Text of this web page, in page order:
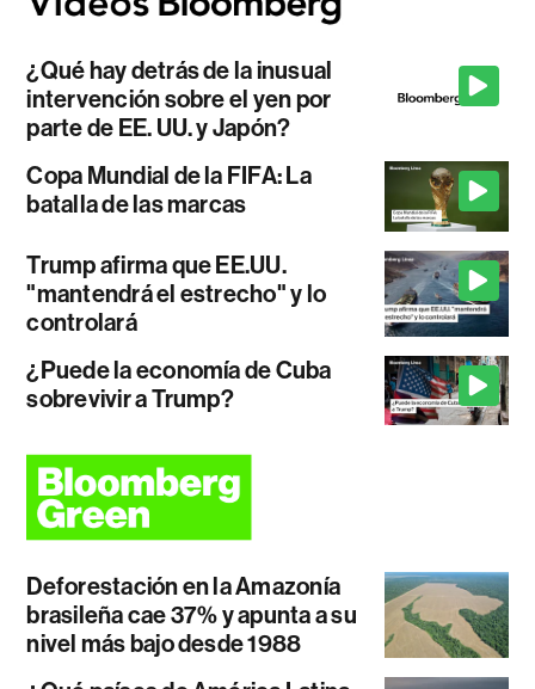
¿Qué hay detrás de la inusual
intervención sobre el yen por
parte de EE. UU. y Japón?
Copa Mundial de la FIFA: La
batalla de las marcas
Trump afirma que EE.UU.
"mantendrá el estrecho" y lo
controlará
¿Puede la economía de Cuba
sobrevivir a Trump?
Deforestación en la Amazonía
brasileña cae 37% y apunta a su
nivel más bajo desde 1988